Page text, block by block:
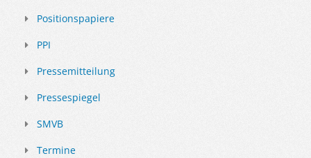
Positionspapiere
PPI
Pressemitteilung
Pressespiegel
SMVB
Termine